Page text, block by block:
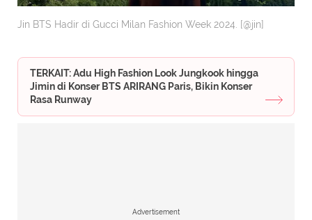
Jin BTS Hadir di Gucci Milan Fashion Week 2024. [@jin]
TERKAIT: Adu High Fashion Look Jungkook hingga
Jimin di Konser BTS ARIRANG Paris, Bikin Konser
Rasa Runway
Advertisement